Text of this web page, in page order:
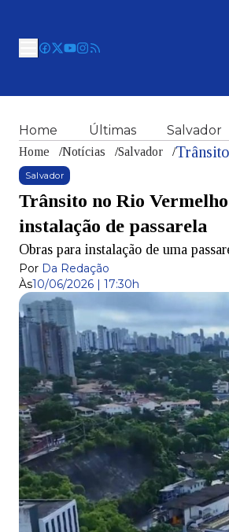
Home Últimas Salvador
Home /Notícias /Salvador /
Salvador
Trânsito no Rio
instalação de passarela
Obras para instalação de uma
Por Da Redação
Às10/06/2026 | 17:30h